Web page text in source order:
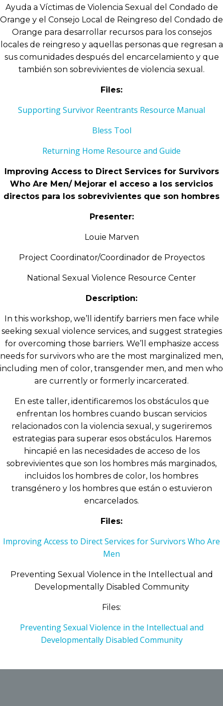
Ayuda a Víctimas de Violencia Sexual del Condado de
Orange y el Consejo Local de Reingreso del Condado de
Orange para desarrollar recursos para los consejos
locales de reingreso y aquellas personas que regresan a
sus comunidades después del encarcelamiento y que
también son sobrevivientes de violencia sexual.
Files:
Supporting Survivor Reentrants Resource Manual
Bless Tool
Returning Home Resource and Guide
Improving Access to Direct Services for Survivors
Who Are Men/ Mejorar el acceso a los servicios
directos para los sobrevivientes que son hombres
Presenter:
Louie Marven
Project Coordinator/Coordinador de Proyectos
National Sexual Violence Resource Center
Description:
In this workshop, we’ll identify barriers men face while
seeking sexual violence services, and suggest strategies
for overcoming those barriers. We’ll emphasize access
needs for survivors who are the most marginalized men,
including men of color, transgender men, and men who
are currently or formerly incarcerated.
En este taller, identificaremos los obstáculos que
enfrentan los hombres cuando buscan servicios
relacionados con la violencia sexual, y sugeriremos
estrategias para superar esos obstáculos. Haremos
hincapié en las necesidades de acceso de los
sobrevivientes que son los hombres más marginados,
incluidos los hombres de color, los hombres
transgénero y los hombres que están o estuvieron
encarcelados.
Files:
Improving Access to Direct Services for Survivors Who Are
Men
Preventing Sexual Violence in the Intellectual and
Developmentally Disabled Community
Files:
Preventing Sexual Violence in the Intellectual and
Developmentally Disabled Community